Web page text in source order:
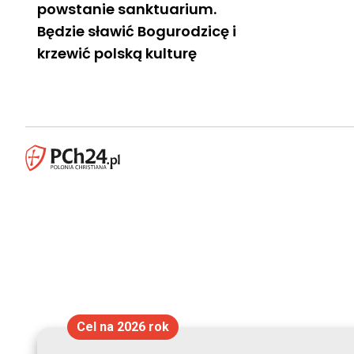
powstanie sanktuarium.
Będzie sławić Bogurodzicę i
krzewić polską kulturę
Cel na 2026 rok